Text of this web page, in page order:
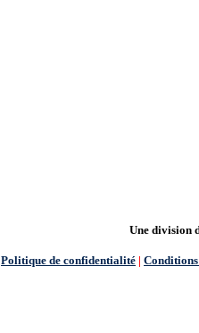
Une division
Politique de confidentialité |